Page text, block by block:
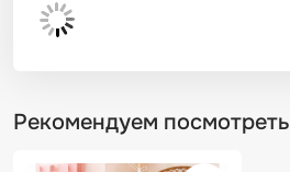
Рекомендуем посмотреть